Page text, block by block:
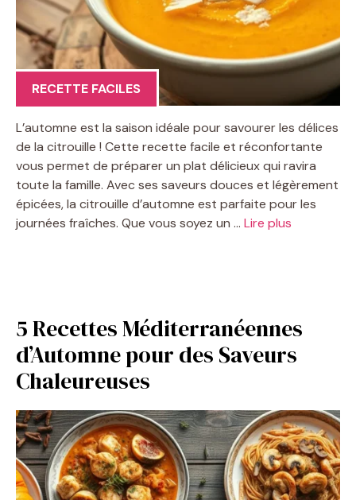
RECETTE FACILES
L’automne est la saison idéale pour savourer les délices
de la citrouille ! Cette recette facile et réconfortante
vous permet de préparer un plat délicieux qui ravira
toute la famille. Avec ses saveurs douces et légèrement
épicées, la citrouille d’automne est parfaite pour les
journées fraîches. Que vous soyez un … Lire plus
5 Recettes Méditerranéennes
d’Automne pour des Saveurs
Chaleureuses